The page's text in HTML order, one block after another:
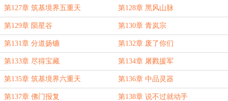
第127章 筑基境界五重天 第128章 黑风山脉
第129章 陨星谷 第130章 青岚宗
第131章 分道扬镳 第132章 废了你们
第133章 尽得宝藏 第134章 屠戮援军
第135章 筑基境界六重天 第136章 中品灵器
第137章 佛门报复 第138章 说不过就动手